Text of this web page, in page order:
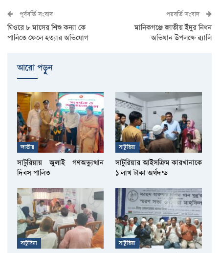
পূর্ববর্তি সংবাদ
ঘিওরে ৮ মাসের শিশু কন্যা কে
পানিতে ফেলে হত্যার অভিযোগ
পরবর্তি সংবাদ
মানিকগঞ্জে জাতীয় ইঁদুর নিধন
অভিযান উপলক্ষে র‌্যালি
আরো পড়ুুন
জাতীয়
সাটুরিয়ায় জুলাই গণঅভ্যুত্থান
দিবস পালিত
সাটুরিয়া
সাটুরিয়ার আইসক্রিম কারখানাকে
১ লাখ টাকা অর্থদন্ড
সাটুরিয়া সাটুরিয়া